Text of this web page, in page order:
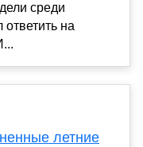
среди
на
летние